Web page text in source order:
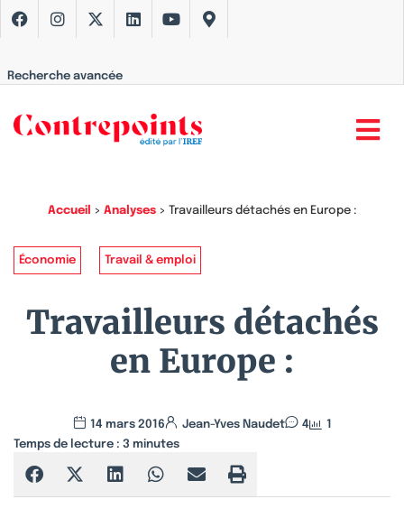
Recherche avancée
Accueil > Analyses> Travailleurs détachés en Europe :
Économie Travail & emploi
Travailleurs détachés
en Europe :
14 mars 2016 Jean-Yves Naudet 4
1
Temps de lecture : 3 minutes